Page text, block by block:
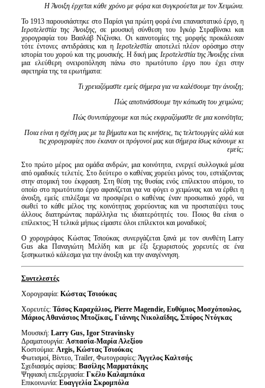
Η Άνοιξη έρχεται κάθε χρόνο με φόρα και συγκρούεται με τον Χειμώνα.
Το 1913 παρουσιάστηκε στο Παρίσι για πρώτη φορά ένα επαναστατικό έργο, η
Ιεροτελεστία της Άνοιξης, σε μουσική σύνθεση του Ιγκόρ Στραβίνσκι και
χορογραφία του Βασλάβ Νιζίνσκι. Οι καινοτομίες της μορφής προκάλεσαν
τότε έντονες αντιδράσεις και ηΙεροτελεστίααποτελεί πλέον ορόσημο στην
ιστορία του χορού και της μουσικής. Η δική μας Ιεροτελεστία της Άνοιξηςείναι
μια ελεύθερη ονειροπόληση πάνω στο πρωτότυπο έργο που έχει στην
αφετηρία της τα ερωτήματα:
Τι χρειαζόμαστε εμείς σήμερα για να καλέσουμε την άνοιξη;
Πώς αποτινάσσουμε την κόπωση του χειμώνα;
Πώς συνυπάρχουμε και πώς εκφραζόμαστε σε μια κοινότητα;
Ποια είναι η σχέση μας με τα βήματα και τις κινήσεις, τις τελετουργίες αλλά και
τις χορογραφίες που έκαναν οι πρόγονοί μας και σήμερα ίσως κάνουμε κι
εμείς;
Στο πρώτο μέρος μια ομάδα ανδρών, μια κοινότητα, ενεργεί συλλογικά μέσα
από ομαδικές τελετές. Στο δεύτερο ο καθένας χορεύει μόνος του, εστιάζοντας
στην ατομική του έκφραση. Στη θέση της θυσίας ενός επίλεκτου ατόμου, το
οποίο στο πρωτότυπο έργο αφανίζεται για να φύγει ο χειμώνας και να έρθει η
άνοιξη, εμείς επιλέξαμε να προσφέρει ο καθένας έναν προσωπικό χορό, να
σωθεί το κάθε μέλος της κοινότητας χορεύοντας και να προστατέψει τους
άλλους διατηρώντας παράλληλα τις ιδιαιτερότητές του. Ποιος θα είναι ο
επίλεκτος; Ή τελικά μήπως είμαστε όλοι επίλεκτοι και μοναδικοί;
Ο χορογράφος Κώστας Τσιούκας συνεργάζεται ξανά με τον συνθέτη Larry
Gus aka Παναγιώτη Μελίδη και με έξι ξεχωριστούς χορευτές σε ένα
ξεσηκωτικό κάλεσμα για την άνοιξη και την αναγέννηση.
Συντελεστές
Χορογραφία: Κώστας Τσιούκας
Χορευτές: Τάσος Καραχάλιος, Pierre Magendie, Ευθύμιος Μοσχόπουλος,
Μάριος Αθανάσιος Μποζίκας, Γιάννης Νικολαΐδης, Σπύρος Ντόγκας
Μουσική: Larry Gus, Igor Stravinsky
Δραματουργία: Ασπασία-Μαρία Αλεξίου
Κοστούμια: Argis, Κώστας Τσιούκας
Φωτισμοί, Βίντεο, Trailer, Φωτογραφίες:Άγγελος Καλτσής
Σχεδιασμός αφίσας: Βασίλης Μαρματάκης
Ψηφιακή επεξεργασία: Γκέλυ Καλαμπάκα
Επικοινωνία: Ευαγγελία Σκρομπόλα